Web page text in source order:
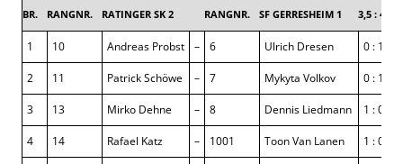
BR. RANGNR. RATINGER SK 2 RANGNR. SF GERRESHEIM 1 3,5 : 4,5
1 10 Andreas Probst – 6 Ulrich Dresen 0 : 1
2 11 Patrick Schöwe – 7 Mykyta Volkov 0 : 1
3 13 Mirko Dehne – 8 Dennis Liedmann 1 : 0
4 14 Rafael Katz – 1001 Toon Van Lanen 1 : 0